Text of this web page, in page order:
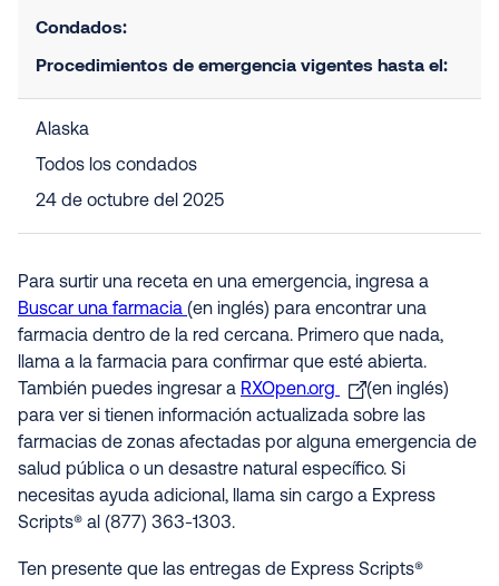
Condados:
Procedimientos de emergencia vigentes hasta el:
Alaska
Todos los condados
24 de octubre del 2025
Para surtir una receta en una emergencia, ingresa a
Buscar una farmacia (en inglés) para encontrar una
farmacia dentro de la red cercana. Primero que nada,
llama a la farmacia para confirmar que esté abierta.
También puedes ingresar a RXOpen.org
(en inglés)
para ver si tienen información actualizada sobre las
farmacias de zonas afectadas por alguna emergencia de
salud pública o un desastre natural específico. Si
necesitas ayuda adicional, llama sin cargo a Express
Scripts® al (877) 363-1303.
Ten presente que las entregas de Express Scripts®